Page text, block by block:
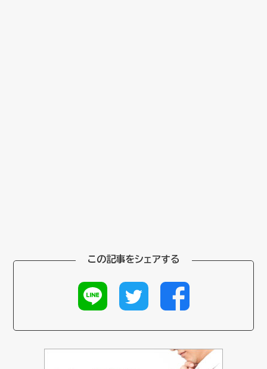
この記事をシェアする